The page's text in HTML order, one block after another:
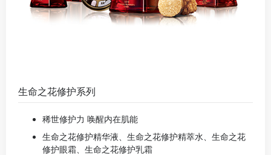
生命之花修护系列
稀世修护力 唤醒内在肌能
生命之花修护精华液、生命之花修护精萃水、生命之花
修护眼霜、生命之花修护乳霜